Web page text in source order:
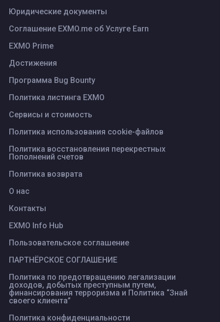
Юридические документы
Соглашение EXMO.me об Услуге Earn
EXMO Prime
Достижения
Программа Bug Bounty
Политика листинга ЕХМО
Сервисы и стоимость
Политика использования cookie-файлов
Политика восстановления перекрестных
Пополнений счетов
Политика возврата
О нас
Контакты
EXMO Info Hub
Пользовательское соглашение
ПАРТНЁРСКОЕ СОГЛАШЕНИЕ
Политика по предотвращению легализации
доходов, добытых преступным путем,
финансирования терроризма и Политика “Знай
своего клиента”
Политика конфиденциальности